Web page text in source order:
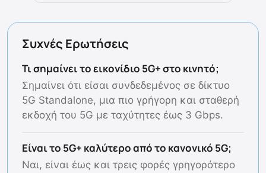
Συχνές Ερωτήσεις
Τι σημαίνει το εικονίδιο 5G+ στο κινητό;
Σημαίνει ότι είσαι συνδεδεμένος σε δίκτυο
5G Standalone, μια πιο γρήγορη και σταθερή
εκδοχή του 5G με ταχύτητες έως 3 Gbps.
Είναι το 5G+ καλύτερο από το κανονικό 5G;
Ναι, είναι έως και τρεις φορές γρηγορότερο